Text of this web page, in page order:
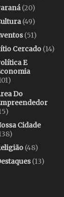
(20)
(49)
(51)
Cercado (14)
E
Do
Cidade
(48)
(13)